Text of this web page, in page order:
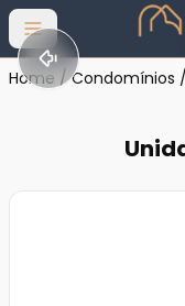
Abrir menu
Home / Condomínios /